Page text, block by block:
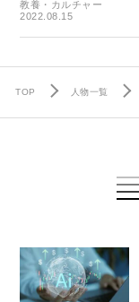
教養・カルチャー
2022.08.15
TOP 人物一覧